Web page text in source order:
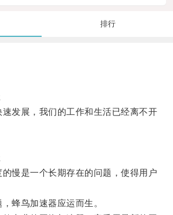
排行
展，我们的工作和生活已经离不开
是一个长期存在的问题，使得用户
鸟加速器应运而生。